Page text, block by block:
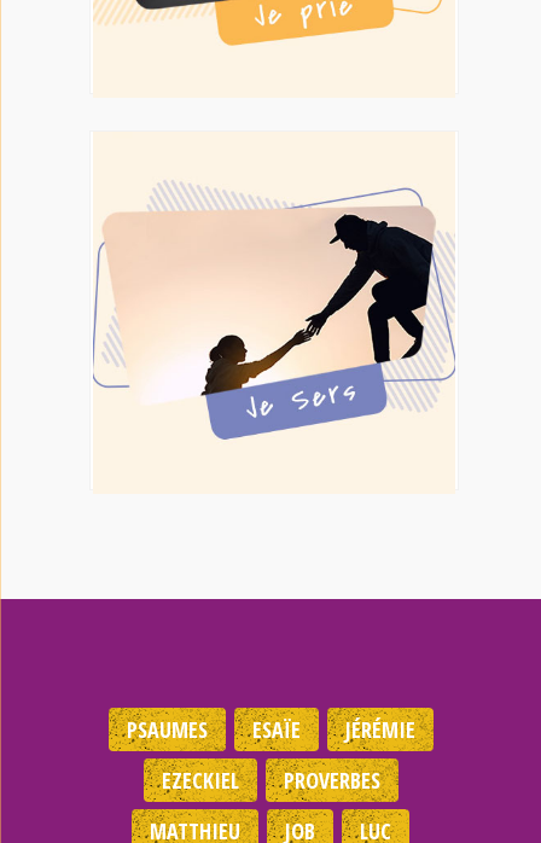
PSAUMES ESAÏE
JÉRÉMIE
EZECKIEL
PROVERBES
MATTHIEU
JOB LUC